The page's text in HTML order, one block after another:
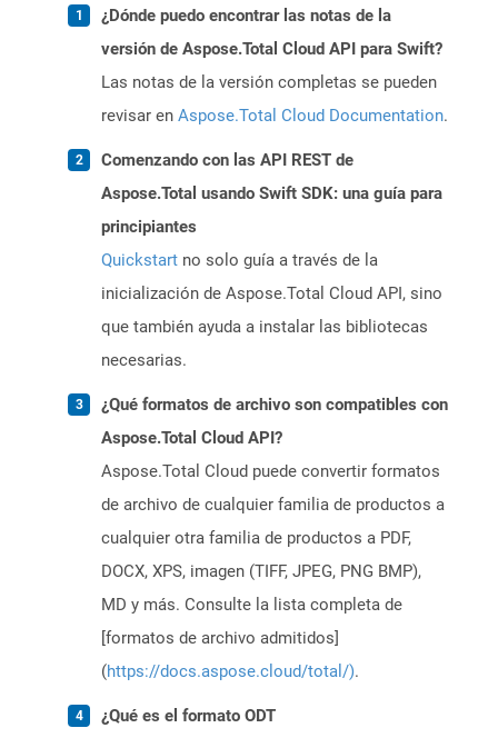
¿Dónde puedo encontrar las notas de la
versión de Aspose.Total Cloud API para Swift?
Las notas de la versión completas se pueden
revisar en Aspose.Total Cloud Documentation.
Comenzando con las API REST de
Aspose.Total usando Swift SDK: una guía para
principiantes
Quickstart no solo guía a través de la
inicialización de Aspose.Total Cloud API, sino
que también ayuda a instalar las bibliotecas
necesarias.
¿Qué formatos de archivo son compatibles con
Aspose.Total Cloud API?
Aspose.Total Cloud puede convertir formatos
de archivo de cualquier familia de productos a
cualquier otra familia de productos a PDF,
DOCX, XPS, imagen (TIFF, JPEG, PNG BMP),
MD y más. Consulte la lista completa de
[formatos de archivo admitidos]
(https://docs.aspose.cloud/total/).
¿Qué es el formato ODT